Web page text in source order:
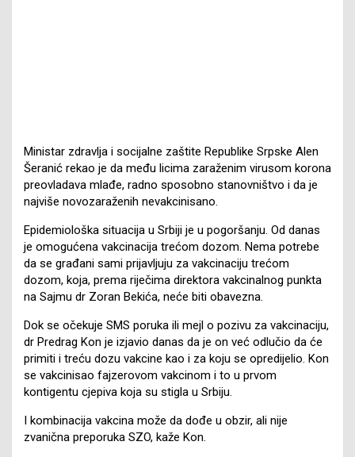
Ministar zdravlja i socijalne zaštite Republike Srpske Alen
Šeranić rekao je da među licima zaraženim virusom korona
preovladava mlađe, radno sposobno stanovništvo i da je
najviše novozaraženih nevakcinisano.
Epidemiološka situacija u Srbiji je u pogoršanju. Od danas
je omogućena vakcinacija trećom dozom. Nema potrebe
da se građani sami prijavljuju za vakcinaciju trećom
dozom, koja, prema riječima direktora vakcinalnog punkta
na Sajmu dr Zoran Bekića, neće biti obavezna.
Dok se očekuje SMS poruka ili mejl o pozivu za vakcinaciju,
dr Predrag Kon je izjavio danas da je on već odlučio da će
primiti i treću dozu vakcine kao i za koju se opredijelio. Kon
se vakcinisao fajzerovom vakcinom i to u prvom
kontigentu cjepiva koja su stigla u Srbiju.
I kombinacija vakcina može da dođe u obzir, ali nije
zvanična preporuka SZO, kaže Kon.